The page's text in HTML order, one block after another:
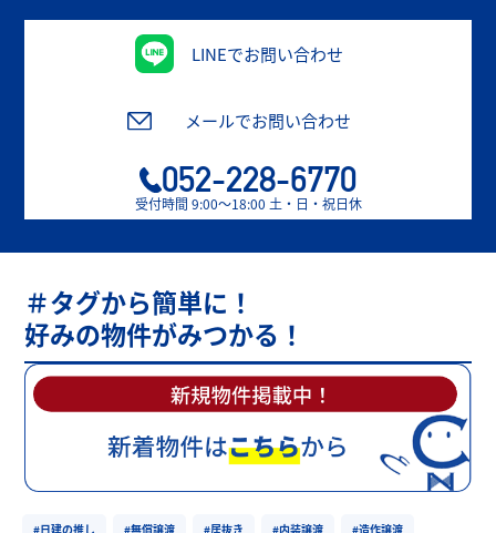
LINEでお問い合わせ
メールでお問い合わせ
052-228-6770
受付時間 9:00〜18:00 土・日・祝日休
＃タグから簡単に！
好みの物件がみつかる！
#日建の推し #無償譲渡 #居抜き #内装譲渡 #造作譲渡